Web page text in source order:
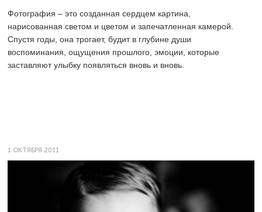
Фотография – это созданная сердцем картина,
нарисованная светом и цветом и запечатленная камерой.
Спустя годы, она трогает, будит в глубине души
воспоминания, ощущения прошлого, эмоции, которые
заставляют улыбку появляться вновь и вновь.
1 ОКТЯБРЯ 2011